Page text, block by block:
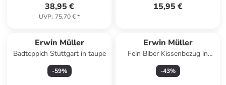
38,95 €
UVP: 75,70 €*
15,95 €
Erwin Müller
Badteppich Stuttgart in taupe
-59%
Erwin Müller
Fein Biber Kissenbezug in
petrol-grün
-43%